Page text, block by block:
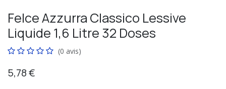
Felce Azzurra Classico Lessive
Liquide 1,6 Litre 32 Doses
(0 avis)
5,78€